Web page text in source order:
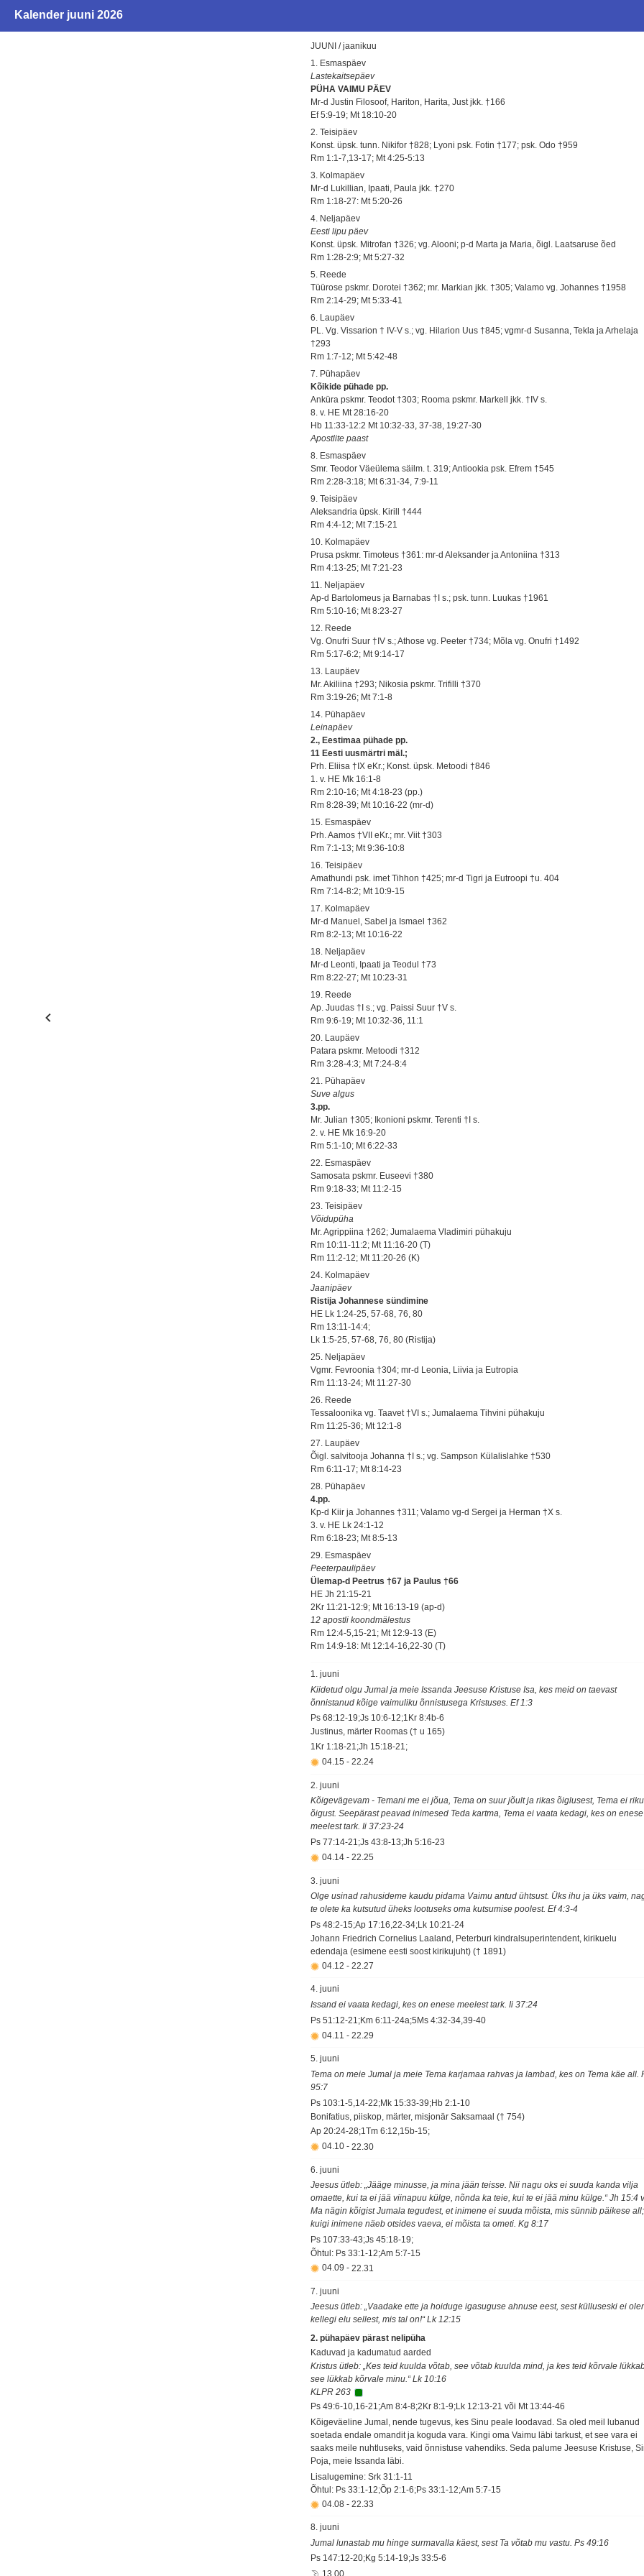
Kalender juuni 2026
JUUNI / jaanikuu
1. Esmaspäev
Lastekaitsepäev
PÜHA VAIMU PÄEV
Mr-d Justin Filosoof, Hariton, Harita, Just jkk. †166
Ef 5:9-19; Mt 18:10-20
2. Teisipäev
Konst. üpsk. tunn. Nikifor †828; Lyoni psk. Fotin †177; psk. Odo †959
Rm 1:1-7,13-17; Mt 4:25-5:13
3. Kolmapäev
Mr-d Lukillian, Ipaati, Paula jkk. †270
Rm 1:18-27: Mt 5:20-26
4. Neljapäev
Eesti lipu päev
Konst. üpsk. Mitrofan †326; vg. Alooni; p-d Marta ja Maria, õigl. Laatsaruse õed
Rm 1:28-2:9; Mt 5:27-32
5. Reede
Tüürose pskmr. Dorotei †362; mr. Markian jkk. †305; Valamo vg. Johannes †1958
Rm 2:14-29; Mt 5:33-41
6. Laupäev
PL. Vg. Vissarion † IV-V s.; vg. Hilarion Uus †845; vgmr-d Susanna, Tekla ja Arhelaja
†293
Rm 1:7-12; Mt 5:42-48
7. Pühapäev
Kõikide pühade pp.
Anküra pskmr. Teodot †303; Rooma pskmr. Markell jkk. †IV s.
8. v. HE Mt 28:16-20
Hb 11:33-12:2 Mt 10:32-33, 37-38, 19:27-30
Apostlite paast
8. Esmaspäev
Smr. Teodor Väeülema säilm. t. 319; Antiookia psk. Efrem †545
Rm 2:28-3:18; Mt 6:31-34, 7:9-11
9. Teisipäev
Aleksandria üpsk. Kirill †444
Rm 4:4-12; Mt 7:15-21
10. Kolmapäev
Prusa pskmr. Timoteus †361: mr-d Aleksander ja Antoniina †313
Rm 4:13-25; Mt 7:21-23
11. Neljapäev
Ap-d Bartolomeus ja Barnabas †I s.; psk. tunn. Luukas †1961
Rm 5:10-16; Mt 8:23-27
12. Reede
Vg. Onufri Suur †IV s.; Athose vg. Peeter †734; Mõla vg. Onufri †1492
Rm 5:17-6:2; Mt 9:14-17
13. Laupäev
Mr. Akiliina †293; Nikosia pskmr. Trifilli †370
Rm 3:19-26; Mt 7:1-8
14. Pühapäev
Leinapäev
2., Eestimaa pühade pp.
11 Eesti uusmärtri mäl.;
Prh. Eliisa †IX eKr.; Konst. üpsk. Metoodi †846
1. v. HE Mk 16:1-8
Rm 2:10-16; Mt 4:18-23 (pp.)
Rm 8:28-39; Mt 10:16-22 (mr-d)
15. Esmaspäev
Prh. Aamos †VII eKr.; mr. Viit †303
Rm 7:1-13; Mt 9:36-10:8
16. Teisipäev
Amathundi psk. imet Tihhon †425; mr-d Tigri ja Eutroopi †u. 404
Rm 7:14-8:2; Mt 10:9-15
17. Kolmapäev
Mr-d Manuel, Sabel ja Ismael †362
Rm 8:2-13; Mt 10:16-22
18. Neljapäev
Mr-d Leonti, Ipaati ja Teodul †73
Rm 8:22-27; Mt 10:23-31
19. Reede
Ap. Juudas †I s.; vg. Paissi Suur †V s.
Rm 9:6-19; Mt 10:32-36, 11:1
20. Laupäev
Patara pskmr. Metoodi †312
Rm 3:28-4:3; Mt 7:24-8:4
21. Pühapäev
Suve algus
3.pp.
Mr. Julian †305; Ikonioni pskmr. Terenti †I s.
2. v. HE Mk 16:9-20
Rm 5:1-10; Mt 6:22-33
22. Esmaspäev
Samosata pskmr. Euseevi †380
Rm 9:18-33; Mt 11:2-15
23. Teisipäev
Võidupüha
Mr. Agrippiina †262; Jumalaema Vladimiri pühakuju
Rm 10:11-11:2; Mt 11:16-20 (T)
Rm 11:2-12; Mt 11:20-26 (K)
24. Kolmapäev
Jaanipäev
Ristija Johannese sündimine
HE Lk 1:24-25, 57-68, 76, 80
Rm 13:11-14:4;
Lk 1:5-25, 57-68, 76, 80 (Ristija)
25. Neljapäev
Vgmr. Fevroonia †304; mr-d Leonia, Liivia ja Eutropia
Rm 11:13-24; Mt 11:27-30
26. Reede
Tessaloonika vg. Taavet †VI s.; Jumalaema Tihvini pühakuju
Rm 11:25-36; Mt 12:1-8
27. Laupäev
Õigl. salvitooja Johanna †I s.; vg. Sampson Külalislahke †530
Rm 6:11-17; Mt 8:14-23
28. Pühapäev
4.pp.
Kp-d Kiir ja Johannes †311; Valamo vg-d Sergei ja Herman †X s.
3. v. HE Lk 24:1-12
Rm 6:18-23; Mt 8:5-13
29. Esmaspäev
Peeterpaulipäev
Ülemap-d Peetrus †67 ja Paulus †66
HE Jh 21:15-21
2Kr 11:21-12:9; Mt 16:13-19 (ap-d)
12 apostli koondmälestus
Rm 12:4-5,15-21; Mt 12:9-13 (E)
Rm 14:9-18: Mt 12:14-16,22-30 (T)
1. juuni
Kiidetud olgu Jumal ja meie Issanda Jeesuse Kristuse Isa, kes meid on taevast
õnnistanud kõige vaimuliku õnnistusega Kristuses. Ef 1:3
Ps 68:12-19;Js 10:6-12;1Kr 8:4b-6
Justinus, märter Roomas († u 165)
1Kr 1:18-21;Jh 15:18-21;
04.15 - 22.24
2. juuni
Kõigevägevam - Temani me ei jõua, Tema on suur jõult ja rikas õiglusest, Tema ei riku
õigust. Seepärast peavad inimesed Teda kartma, Tema ei vaata kedagi, kes on enese
meelest tark. Ii 37:23-24
Ps 77:14-21;Js 43:8-13;Jh 5:16-23
04.14 - 22.25
3. juuni
Olge usinad rahusideme kaudu pidama Vaimu antud ühtsust. Üks ihu ja üks vaim,
te olete ka kutsutud üheks lootuseks oma kutsumise poolest. Ef 4:3-4
Ps 48:2-15;Ap 17:16,22-34;Lk 10:21-24
Johann Friedrich Cornelius Laaland, Peterburi kindralsuperintendent, kirikuelu
edendaja (esimene eesti soost kirikujuht) († 1891)
04.12 - 22.27
4. juuni
Issand ei vaata kedagi, kes on enese meelest tark. Ii 37:24
Ps 51:12-21;Km 6:11-24a;5Ms 4:32-34,39-40
04.11 - 22.29
5. juuni
Tema on meie Jumal ja meie Tema karjamaa rahvas ja lambad, kes on Tema käe all.
95:7
Ps 103:1-5,14-22;Mk 15:33-39;Hb 2:1-10
Bonifatius, piiskop, märter, misjonär Saksamaal († 754)
Ap 20:24-28;1Tm 6:12,15b-15;
04.10 - 22.30
6. juuni
Jeesus ütleb: „Jääge minusse, ja mina jään teisse. Nii nagu oks ei suuda kanda vilja
omaette, kui ta ei jää viinapuu külge, nõnda ka teie, kui te ei jää minu külge.“ Jh 15:4
Ma nägin kõigist Jumala tegudest, et inimene ei suuda mõista, mis sünnib päikese all;
kuigi inimene näeb otsides vaeva, ei mõista ta ometi. Kg 8:17
Ps 107:33-43;Js 45:18-19;
Õhtul: Ps 33:1-12;Am 5:7-15
04.09 - 22.31
7. juuni
Jeesus ütleb: „Vaadake ette ja hoiduge igasuguse ahnuse eest, sest külluseski ei
kellegi elu sellest, mis tal on!“ Lk 12:15
2. pühapäev pärast nelipüha
Kaduvad ja kadumatud aarded
Kristus ütleb: „Kes teid kuulda võtab, see võtab kuulda mind, ja kes teid kõrvale
see lükkab kõrvale minu.“ Lk 10:16
KLPR 263
Ps 49:6-10,16-21;Am 8:4-8;2Kr 8:1-9;Lk 12:13-21 või Mt 13:44-46
Kõigeväeline Jumal, nende tugevus, kes Sinu peale loodavad. Sa oled meil lubanud
soetada endale omandit ja koguda vara. Kingi oma Vaimu läbi tarkust, et see vara ei
saaks meile nuhtluseks, vaid õnnistuse vahendiks. Seda palume Jeesuse Kristuse,
Poja, meie Issanda läbi.
Lisalugemine: Srk 31:1-11
Õhtul: Ps 33:1-12;Õp 2:1-6;Ps 33:1-12;Am 5:7-15
04.08 - 22.33
8. juuni
Jumal lunastab mu hinge surmavalla käest, sest Ta võtab mu vastu. Ps 49:16
Ps 147:12-20;Kg 5:14-19;Js 33:5-6
13.00